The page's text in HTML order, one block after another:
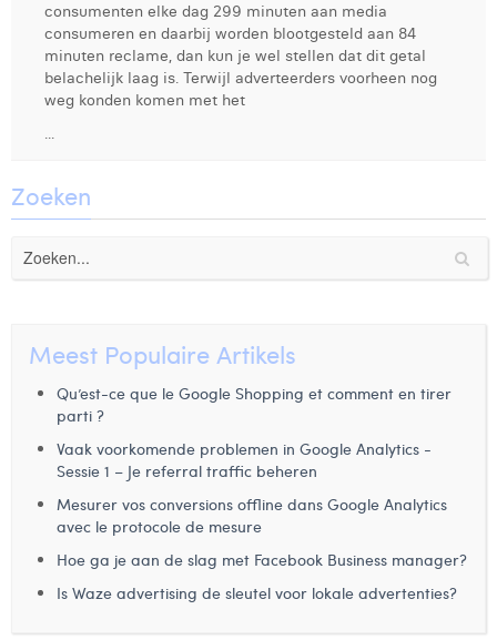
Edouard Polet
Elio Civalleri
Glenn Vanderlinden
Hanne Van Loock
Justine Cremer
Laura Rooseleer
Laura Verhelst
Lena Pignoloni
Leonard Dierickx
consumenten elke dag 299 minuten aan media
consumeren en daarbij worden blootgesteld aan 84
minuten reclame, dan kun je wel stellen dat dit getal
belachelijk laag is. Terwijl adverteerders voorheen nog
weg konden komen met het
...
Zoeken
Meest Populaire Artikels
Qu’est-ce que le Google Shopping et comment en tirer
parti ?
Vaak voorkomende problemen in Google Analytics -
Sessie 1 – Je referral traffic beheren
Mesurer vos conversions offline dans Google Analytics
avec le protocole de mesure
Hoe ga je aan de slag met Facebook Business manager?
Is Waze advertising de sleutel voor lokale advertenties?